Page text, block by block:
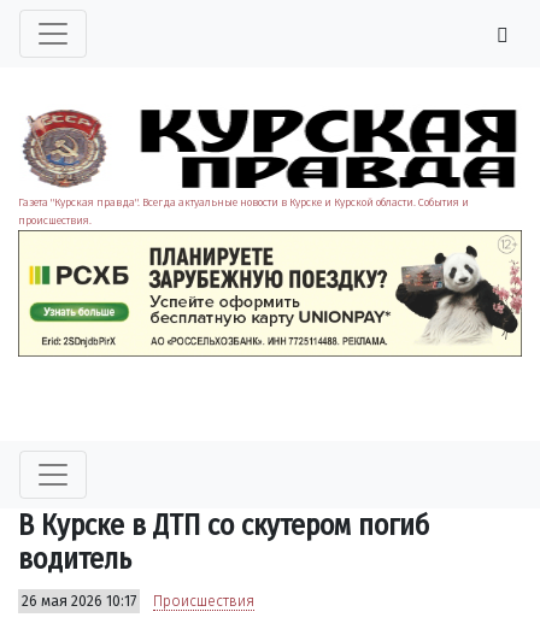
Газета "Курская правда". Всегда актуальные новости в Курске и Курской области. События и
происшествия.
В Курске в ДТП со скутером погиб
водитель
26 мая 2026 10:17 Происшествия